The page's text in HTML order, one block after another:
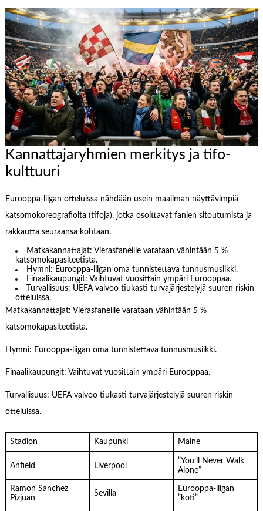
Kannattajaryhmien merkitys ja tifo-
kulttuuri
Eurooppa-liigan otteluissa nähdään usein maailman näyttävimpiä
katsomokoreografioita (tifoja), jotka osoittavat fanien sitoutumista ja
rakkautta seuraansa kohtaan.
Matkakannattajat: Vierasfaneille varataan vähintään 5 %
katsomokapasiteetista.
Hymni: Eurooppa-liigan oma tunnistettava tunnusmusiikki.
Finaalikaupungit: Vaihtuvat vuosittain ympäri Eurooppaa.
Turvallisuus: UEFA valvoo tiukasti turvajärjestelyjä suuren riskin
otteluissa.
Matkakannattajat: Vierasfaneille varataan vähintään 5 %
katsomokapasiteetista.
Hymni: Eurooppa-liigan oma tunnistettava tunnusmusiikki.
Finaalikaupungit: Vaihtuvat vuosittain ympäri Eurooppaa.
Turvallisuus: UEFA valvoo tiukasti turvajärjestelyjä suuren riskin
otteluissa.
Stadion Kaupunki Maine
Anfield Liverpool
”You’ll Never Walk
Alone”
Ramon Sanchez
Pizjuan
Sevilla
Eurooppa-liigan
”koti”